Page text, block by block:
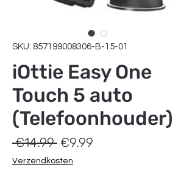
SKU: 857199008306-B-15-01
iOttie Easy One
Touch 5 auto
(Telefoonhouder)
€14.99 Regular
Price
€9.99
Verzendkosten